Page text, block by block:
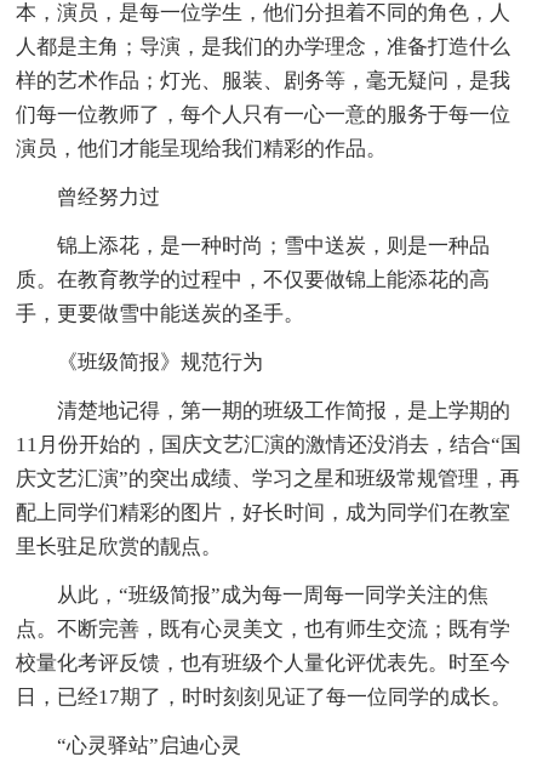
本，演员，是每一位学生，他们分担着不同的角色，人
人都是主角；导演，是我们的办学理念，准备打造什么
样的艺术作品；灯光、服装、剧务等，毫无疑问，是我
们每一位教师了，每个人只有一心一意的服务于每一位
演员，他们才能呈现给我们精彩的作品。
曾经努力过
锦上添花，是一种时尚；雪中送炭，则是一种品
质。在教育教学的过程中，不仅要做锦上能添花的高
手，更要做雪中能送炭的圣手。
《班级简报》规范行为
清楚地记得，第一期的班级工作简报，是上学期的
11月份开始的，国庆文艺汇演的激情还没消去，结合“国
庆文艺汇演”的突出成绩、学习之星和班级常规管理，再
配上同学们精彩的图片，好长时间，成为同学们在教室
里长驻足欣赏的靓点。
从此，“班级简报”成为每一周每一同学关注的焦
点。不断完善，既有心灵美文，也有师生交流；既有学
校量化考评反馈，也有班级个人量化评优表先。时至今
日，已经17期了，时时刻刻见证了每一位同学的成长。
“心灵驿站”启迪心灵